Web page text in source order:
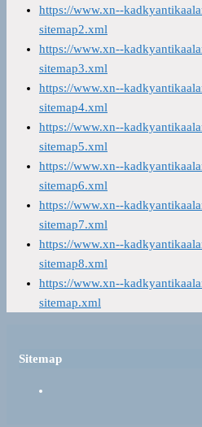
https://www.xn--
sitemap2.xml
https://www.xn--
sitemap3.xml
https://www.xn--
sitemap4.xml
https://www.xn--
sitemap5.xml
https://www.xn--
sitemap6.xml
https://www.xn--
sitemap7.xml
https://www.xn--
sitemap8.xml
https://www.xn--
sitemap.xml
Sitemap